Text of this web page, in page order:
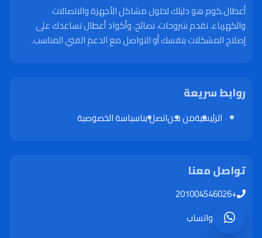
أعطال.كوم هو دليلك لحلول مشاكل الأجهزة والاتصالات
والكهرباء. نقدم شروحات، نصائح، وأكواد أعطال تساعدك على
إصلاح المشكلات بنفسك أو التواصل مع الدعم الفني المناسب.
روابط سريعة
الرئيسيةمن نحناتصل بناسياسة الخصوصية
تواصل معنا
+201004546026
واتساب